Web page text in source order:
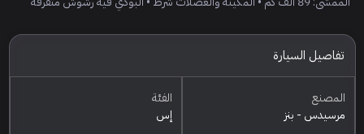
تفاصيل السيارة
المصنع
مرسيدس - بنز
الفئة
إس